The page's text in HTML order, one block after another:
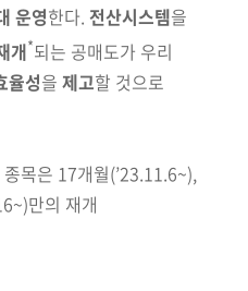
운영한다. 전산시스템을
개*되는 공매도가 우리
율성을 제고할 것으로
목은 17개월(’23.11.6~),
만의 재개